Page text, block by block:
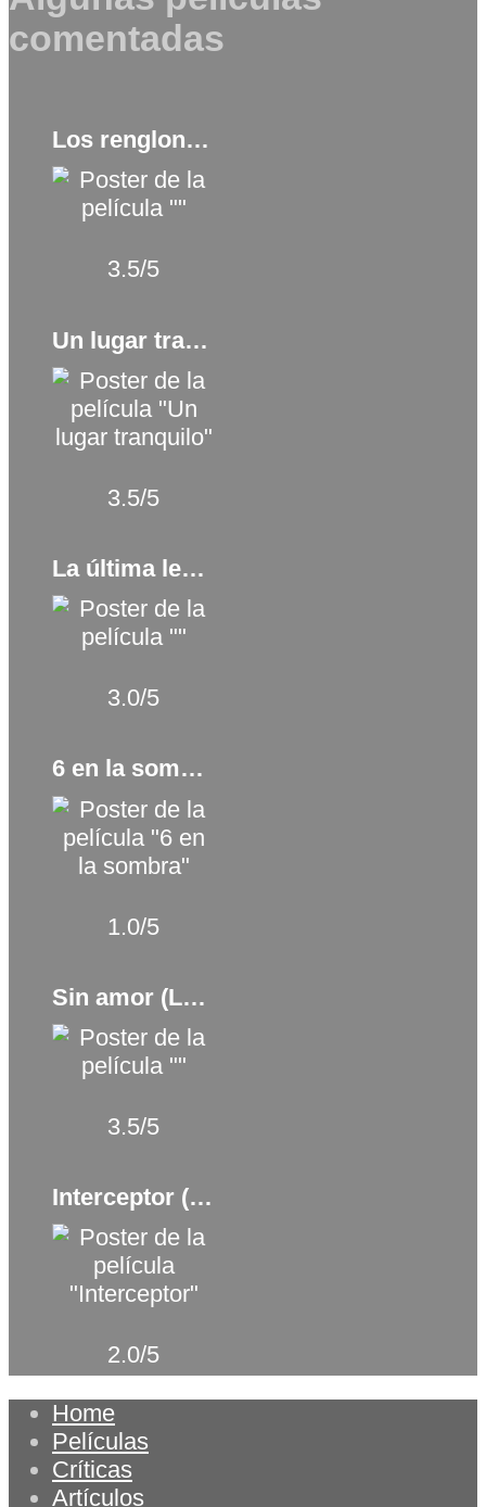
comentadas
Los renglones torcidos de Dios (2022)
3.5/5
Un lugar tranquilo (2018)
3.5/5
La última lección (2018)
3.0/5
6 en la sombra (2019)
1.0/5
Sin amor (Loveless) (2017)
3.5/5
Interceptor (2022)
2.0/5
Home
Películas
Críticas
Artículos